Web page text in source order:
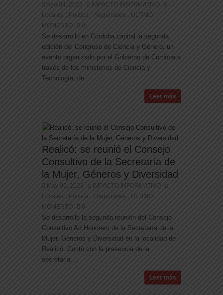
Ago 04, 2023
IMPACTO INFORMATIVO
Locales
Politica Regionales
ULTIMO
MOMENTO
0
Se desarrolló en Córdoba capital la segunda
edición del Congreso de Ciencia y Género, un
evento organizado por el Gobierno de Córdoba a
través de los ministerios de Ciencia y
Tecnología, de...
Leer más
Realicó: se reunió el Consejo
Consultivo de la Secretaría de
la Mujer, Géneros y Diversidad
May 05, 2023
IMPACTO INFORMATIVO
Locales
Politica Regionales
ULTIMO
MOMENTO
0
Se desarrolló la segunda reunión del Consejo
Consultivo Ad Honorem de la Secretaría de la
Mujer, Géneros y Diversidad en la localidad de
Realicó. Contó con la presencia de la
secretaria,...
Leer más